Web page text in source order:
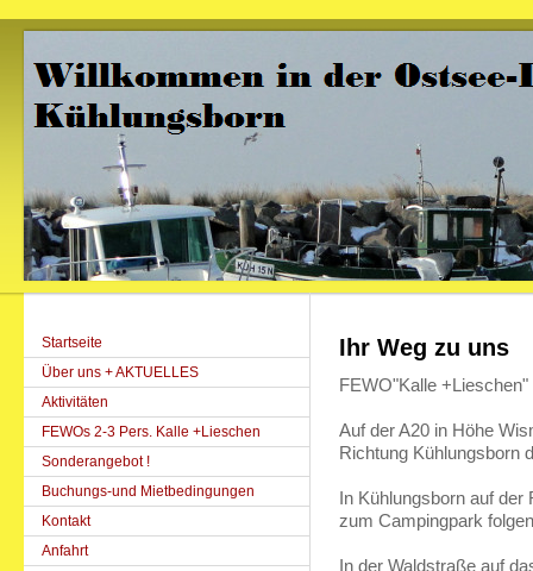
Startseite
Über uns + AKTUELLES
Aktivitäten
FEWOs 2-3 Pers. Kalle +Lieschen
Sonderangebot !
Buchungs-und Mietbedingungen
Kontakt
Anfahrt
Ihr Weg zu uns
FEWO"Kalle
Auf der A20 in Höhe
Richtung Kühlungsborn
In Kühlungsborn auf
zum Campingpark
In der Waldstraße auf